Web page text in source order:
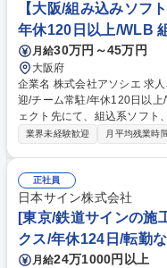
【大阪/組み込みソフ
年休120日以上/WLB
月給30万円～45万円
大阪府
企業名 株式会社アソシエ 求人名 【大阪/組み込みソフト開発】第二新卒歓
迎/チーム常駐/年休120日以上/WLB◎ 仕事の内容 大手メー
ェクト先にて、組込系ソフト
担当。先輩社員が必ずいるチ
なくても入社者の能力に応じ
安心です。【魅力】短期案件
の方も在籍)。自社社員数名
りやすくWLBを保てます。自
の無理な転居は伴いません。 募集職種 【大阪/組み込みソフト開発】第二
新卒歓迎/チーム常駐/年休120
業界未経験歓迎 月平均残業時
正社員
日本サイン株式会社
[東京/鉄道サインの施
クス/年休124日/転勤
月給24万1000円以上